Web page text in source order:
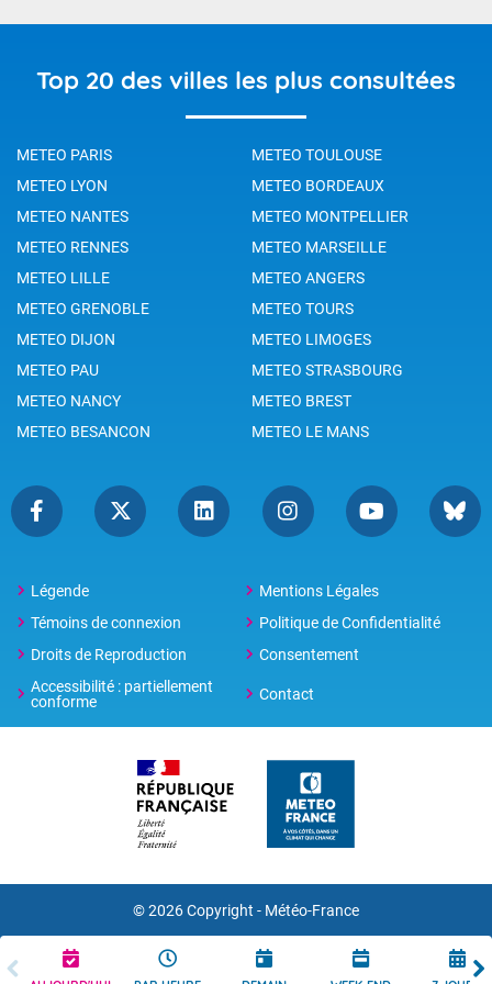
Top 20 des villes les plus consultées
METEO PARIS
METEO TOULOUSE
METEO LYON
METEO BORDEAUX
METEO NANTES
METEO MONTPELLIER
METEO RENNES
METEO MARSEILLE
METEO LILLE
METEO ANGERS
METEO GRENOBLE
METEO TOURS
METEO DIJON
METEO LIMOGES
METEO PAU
METEO STRASBOURG
METEO NANCY
METEO BREST
METEO BESANCON
METEO LE MANS
Légende
Mentions Légales
Témoins de connexion
Politique de Confidentialité
Droits de Reproduction
Consentement
Accessibilité : partiellement
conforme
Contact
© 2026 Copyright - Météo-France